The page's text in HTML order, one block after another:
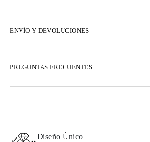
ENVÍO Y DEVOLUCIONES
Opciones de entrega exprés también están
Detalles sobre métodos de envío, costos y
PREGUNTAS FRECUENTES
Diseño Único